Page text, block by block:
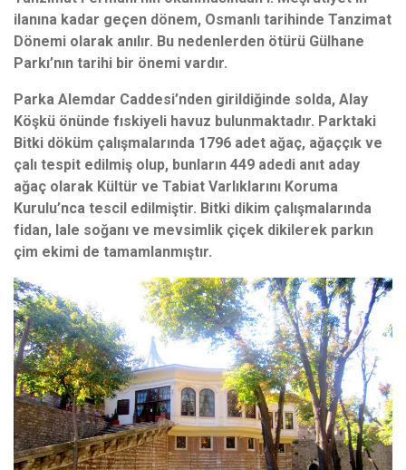
ilanına kadar geçen dönem, Osmanlı tarihinde Tanzimat
Dönemi olarak anılır. Bu nedenlerden ötürü Gülhane
Parkı’nın tarihi bir önemi vardır.
Parka Alemdar Caddesi’nden girildiğinde solda, Alay
Köşkü önünde fıskiyeli havuz bulunmaktadır. Parktaki
Bitki döküm çalışmalarında 1796 adet ağaç, ağaççık ve
çalı tespit edilmiş olup, bunların 449 adedi anıt aday
ağaç olarak Kültür ve Tabiat Varlıklarını Koruma
Kurulu’nca tescil edilmiştir. Bitki dikim çalışmalarında
fidan, lale soğanı ve mevsimlik çiçek dikilerek parkın
çim ekimi de tamamlanmıştır.